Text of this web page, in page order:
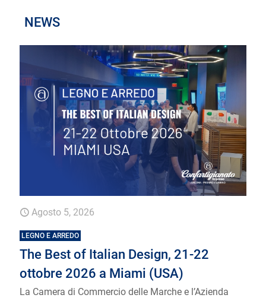
NEWS
Agosto 5, 2026
LEGNO E ARREDO
The Best of Italian Design, 21-22
ottobre 2026 a Miami (USA)
La Camera di Commercio delle Marche e l’Azienda